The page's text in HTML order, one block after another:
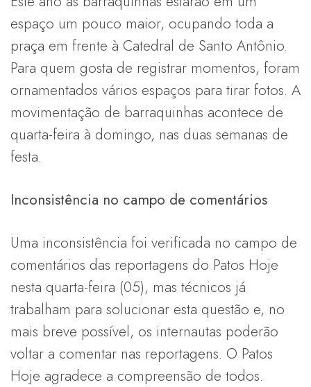
espaço um pouco maior, ocupando toda a
praça em frente à Catedral de Santo Antônio.
Para quem gosta de registrar momentos, foram
ornamentados vários espaços para tirar fotos. A
movimentação de barraquinhas acontece de
quarta-feira à domingo, nas duas semanas de
festa.
Inconsistência no campo de comentários
Uma inconsistência foi verificada no campo de
comentários das reportagens do Patos Hoje
nesta quarta-feira (05), mas técnicos já
trabalham para solucionar esta questão e, no
mais breve possível, os internautas poderão
voltar a comentar nas reportagens. O Patos
Hoje agradece a compreensão de todos.